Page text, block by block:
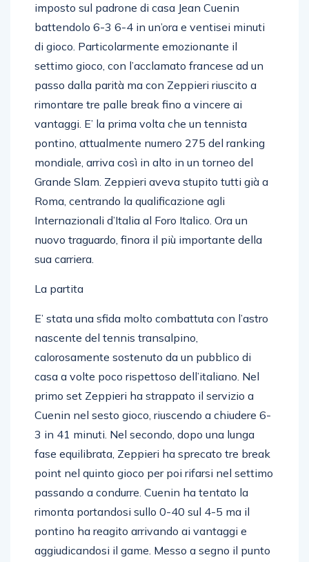
imposto sul padrone di casa Jean Cuenin
battendolo 6-3 6-4 in un’ora e ventisei minuti
di gioco. Particolarmente emozionante il
settimo gioco, con l’acclamato francese ad un
passo dalla parità ma con Zeppieri riuscito a
rimontare tre palle break fino a vincere ai
vantaggi. E’ la prima volta che un tennista
pontino, attualmente numero 275 del ranking
mondiale, arriva così in alto in un torneo del
Grande Slam. Zeppieri aveva stupito tutti già a
Roma, centrando la qualificazione agli
Internazionali d’Italia al Foro Italico. Ora un
nuovo traguardo, finora il più importante della
sua carriera.
La partita
E’ stata una sfida molto combattuta con l’astro
nascente del tennis transalpino,
calorosamente sostenuto da un pubblico di
casa a volte poco rispettoso dell’italiano. Nel
primo set Zeppieri ha strappato il servizio a
Cuenin nel sesto gioco, riuscendo a chiudere 6-
3 in 41 minuti. Nel secondo, dopo una lunga
fase equilibrata, Zeppieri ha sprecato tre break
point nel quinto gioco per poi rifarsi nel settimo
passando a condurre. Cuenin ha tentato la
rimonta portandosi sullo 0-40 sul 4-5 ma il
pontino ha reagito arrivando ai vantaggi e
aggiudicandosi il game. Messo a segno il punto